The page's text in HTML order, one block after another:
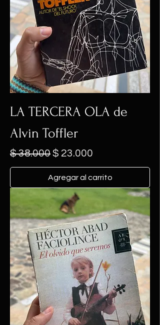
LA TERCERA OLA de
Alvin Toffler
Precio
$ 38.000Precio de oferta
$ 23.000
Agregar al carrito